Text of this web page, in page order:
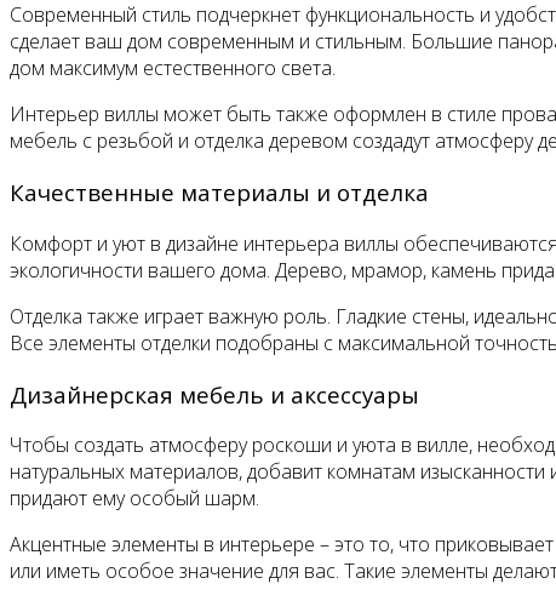
Современный стиль подчеркнет функциональность и
сделает ваш дом современным и стильным. Большие
дом максимум естественного света.
Интерьер виллы может быть также оформлен в стиле
мебель с резьбой и отделка деревом создадут атмосферу
Качественные материалы и отделка
Комфорт и уют в дизайне интерьера виллы
экологичности вашего дома. Дерево, мрамор, камень
Отделка также играет важную роль. Гладкие стены,
Все элементы отделки подобраны с максимальной
Дизайнерская мебель и аксессуары
Чтобы создать атмосферу роскоши и уюта в вилле,
натуральных материалов, добавит комнатам
придают ему особый шарм.
Акцентные элементы в интерьере – это то, что
или иметь особое значение для вас. Такие элементы